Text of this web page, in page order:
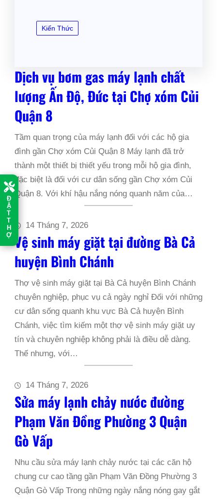
Đ
Ặ
T
T
H
Ợ
Kiến Thức
Dịch vụ bơm gas máy lạnh chất
lượng Ấn Độ, Đức tại Chợ xóm Củi
Quận 8
Tầm quan trọng của máy lạnh đối với các hộ gia
đình gần Chợ xóm Củi Quận 8 Máy lạnh đã trở
thành một thiết bị thiết yếu trong mỗi hộ gia đình,
đặc biệt là đối với cư dân sống gần Chợ xóm Củi
Quận 8. Với khí hậu nắng nóng quanh năm của…
14 Tháng 7, 2026
Vệ sinh máy giặt tại đường Bà Cả
huyện Bình Chánh
Thợ vệ sinh máy giặt tại Bà Cả huyện Bình Chánh
chuyên nghiệp, phục vụ cả ngày nghỉ Đối với những
cư dân sống quanh khu vực Bà Cả huyện Bình
Chánh, việc tìm kiếm một thợ vệ sinh máy giặt uy
tín và chuyên nghiệp không phải là điều dễ dàng.
Thế nhưng, với…
14 Tháng 7, 2026
Sửa máy lạnh chảy nước đường
Phạm Văn Đồng Phường 3 Quận
Gò Vấp
Nhu cầu sửa máy lạnh chảy nước tại các căn hộ
chung cư cao tầng gần Phạm Văn Đồng Phường 3
Quận Gò Vấp Trong những ngày nắng nóng gay gắt